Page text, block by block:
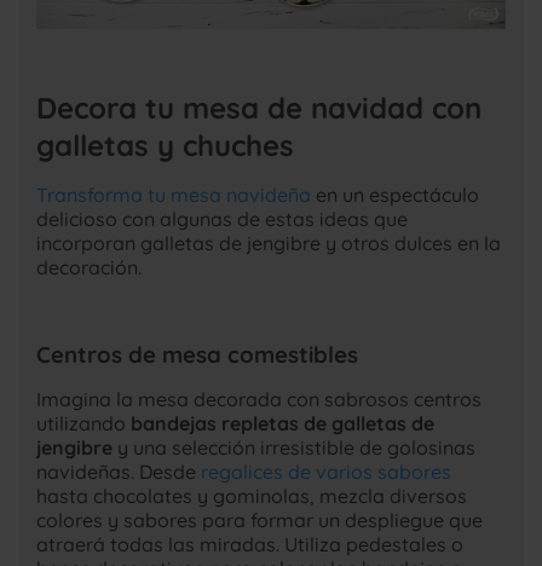
Decora tu mesa de navidad con
galletas y chuches
Transforma tu mesa navideña en un espectáculo
delicioso con algunas de estas ideas que
incorporan galletas de jengibre y otros dulces en la
decoración.
Centros de mesa comestibles
Imagina la mesa decorada con sabrosos centros
utilizando bandejas repletas de galletas de
jengibre y una selección irresistible de golosinas
navideñas. Desde regalices de varios sabores
hasta chocolates y gominolas, mezcla diversos
colores y sabores para formar un despliegue que
atraerá todas las miradas. Utiliza pedestales o